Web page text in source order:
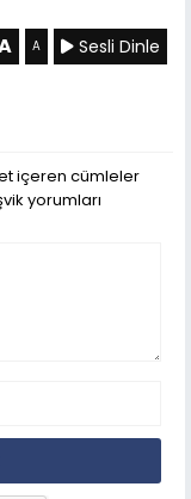
A Sesli Dinle
içeren cümleler
yorumları